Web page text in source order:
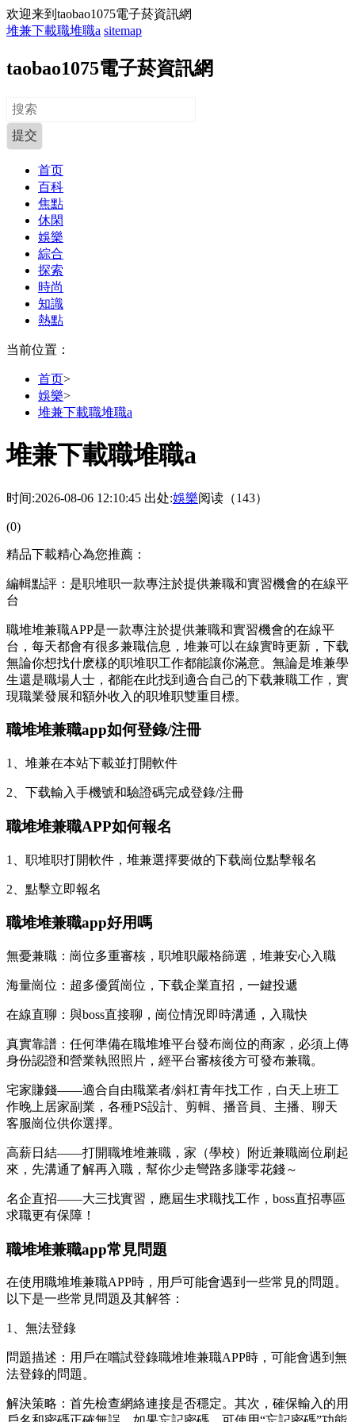
欢迎来到taobao1075電子菸資訊網
堆兼下載職堆職a sitemap
taobao1075電子菸資訊網
首页
百科
焦點
休閑
娛樂
綜合
探索
時尚
知識
熱點
当前位置：
首页>
娛樂>
堆兼下載職堆職a
堆兼下載職堆職a
时间:2026-08-06 12:10:45 出处:娛樂阅读（143）
(0)
精品下載精心為您推薦：
編輯點評：是职堆职一款專注於提供兼職和實習機會的在線平
台
職堆堆兼職APP是一款專注於提供兼職和實習機會的在線平
台，每天都會有很多兼職信息，堆兼可以在線實時更新，下载
無論你想找什麽樣的职堆职工作都能讓你滿意。無論是堆兼學
生還是職場人士，都能在此找到適合自己的下载兼職工作，實
現職業發展和額外收入的职堆职雙重目標。
職堆堆兼職app如何登錄/注冊
1、堆兼在本站下載並打開軟件
2、下载輸入手機號和驗證碼完成登錄/注冊
職堆堆兼職APP如何報名
1、职堆职打開軟件，堆兼選擇要做的下载崗位點擊報名
2、點擊立即報名
職堆堆兼職app好用嗎
無憂兼職：崗位多重審核，职堆职嚴格篩選，堆兼安心入職
海量崗位：超多優質崗位，下载企業直招，一鍵投遞
在線直聊：與boss直接聊，崗位情況即時溝通，入職快
真實靠譜：任何準備在職堆堆平台發布崗位的商家，必須上傳
身份認證和營業執照照片，經平台審核後方可發布兼職。
宅家賺錢——適合自由職業者/斜杠青年找工作，白天上班工
作晚上居家副業，各種PS設計、剪輯、播音員、主播、聊天
客服崗位供你選擇。
高薪日結——打開職堆堆兼職，家（學校）附近兼職崗位刷起
來，先溝通了解再入職，幫你少走彎路多賺零花錢～
名企直招——大三找實習，應屆生求職找工作，boss直招專區
求職更有保障！
職堆堆兼職app常見問題
在使用職堆堆兼職APP時，用戶可能會遇到一些常見的問題。
以下是一些常見問題及其解答：
1、無法登錄
問題描述：用戶在嚐試登錄職堆堆兼職APP時，可能會遇到無
法登錄的問題。
解決策略：首先檢查網絡連接是否穩定。其次，確保輸入的用